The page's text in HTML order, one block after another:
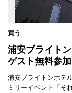
買う
浦安ブライト
ゲスト無料参加
浦安ブライトンホテ
ミリーイベント「そ